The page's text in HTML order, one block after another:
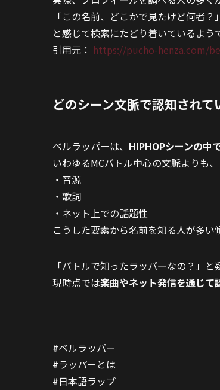
「この名前、どこかで見たけど何者？」
と感じて検索にたどり着いているよう
引用元： https://pucho-henza.com/
どのシーン文脈で認知されて
ベルラッパーは、 HIPHOPシーンの中
いわゆるMCバトル中心の文脈よりも、
・音源
・歌詞
・ネット上での話題性
こうした要素から名前を知る人が多い
「バトルで知ったラッパーなの？」と
現時点では楽曲やネット発信を通じて
#ベルラッパー
#ラッパーとは
#日本語ラップ